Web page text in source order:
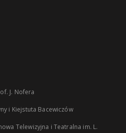
J. Nofera
i Kiejstuta Bacewiczów
Telewizyjna i Teatralna im. L.